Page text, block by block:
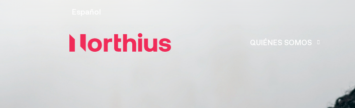
QUIÉNES SOMOS